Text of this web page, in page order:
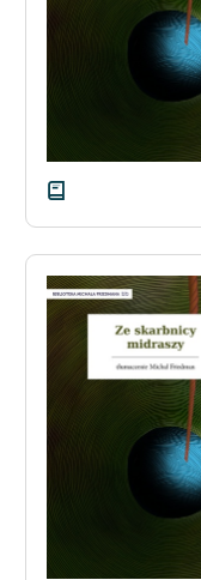
E-kolekcja lektur
szkolnych i literatury
słuchania dla
Feministyczne
Popularyzacja
skandynawskiej
feministycznej
Ręce pełne poezji
Kolekcje edukacyjne
twórców
do domeny publicznej,
lektur szkolnych oraz
Starego Testamentu